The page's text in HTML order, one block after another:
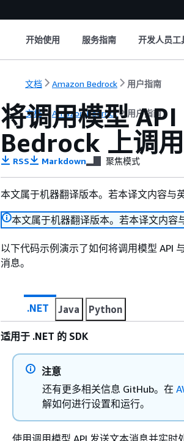
开始使用 服务指南 开发人员工
文档 Amazon Bedrock 用户指南
文档 Amazon Bedrock 用户指南
将调用模型
Bedrock 上调
RSS Markdown 聚焦模式
本文属于机器翻译版本。若本译文内容与
本文属于机器翻译版本。若本译文内容
以下代码示例演示了如何将调用模型 API
消息。
.NET Java Python
适用于 .NET 的 SDK
注意
还有更多相关信息 GitHub。在
解如何进行设置和运行。
使用调用模型 API 发送文本消息并实时